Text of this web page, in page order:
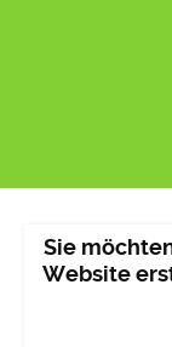
Sie
Website